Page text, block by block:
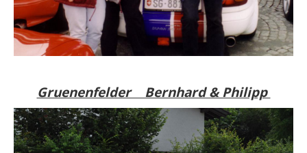
Gruenenfelder Bernhard & Philipp